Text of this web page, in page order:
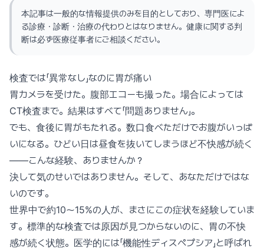
本記事は一般的な情報提供のみを目的としており、専門医によ
る診療・診断・治療の代わりとはなりません。健康に関する判
断は必ず医療従事者にご相談ください。
検査では「異常なし」なのに胃が痛い
胃カメラを受けた。腹部エコーも撮った。場合によっては
CT検査まで。結果はすべて「問題ありません」。
でも、食後に胃がもたれる。数口食べただけでお腹がいっぱ
いになる。ひどい日は昼食を抜いてしまうほど不快感が続く
——こんな経験、ありませんか？
決して気のせいではありません。そして、あなただけではな
いのです。
世界中で約10〜15%の人が、まさにこの症状を経験していま
す。標準的な検査では原因が見つからないのに、胃の不快
感が続く状態。医学的には「機能性ディスペプシア」と呼ばれ